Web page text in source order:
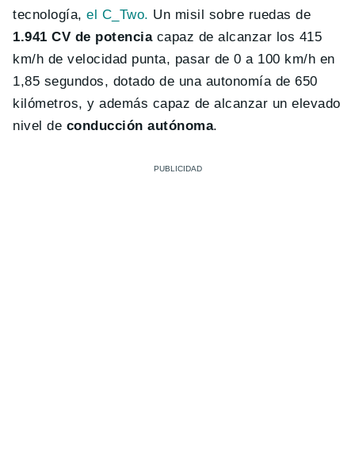
tecnología,el C_Two. Un misil sobre ruedas de
1.941 CV de potenciacapaz de alcanzar los 415
km/h de velocidad punta, pasar de 0 a 100 km/h en
1,85 segundos, dotado de una autonomía de 650
kilómetros, y además capaz de alcanzar un elevado
nivel de conducción autónoma.